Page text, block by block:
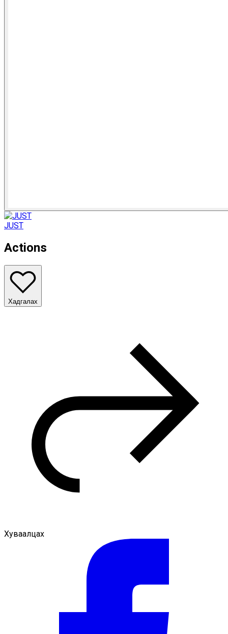
JUST
Actions
Хадгалах
Хуваалцах